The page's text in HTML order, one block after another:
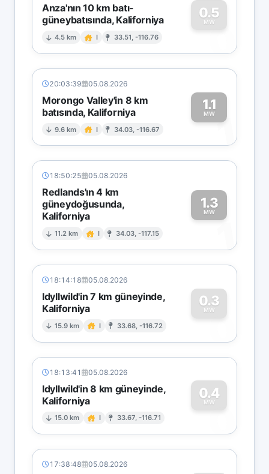
Anza'nın 10 km batı-
güneybatısında, Kaliforniya
4.5 km I 33.51, -116.76
0.5
MW
0
20:03:39 05.08.2026
Morongo Valley'in 8 km
batısında, Kaliforniya
9.6 km I 34.03, -116.67
1.1
MW1
18:50:25 05.08.2026
Redlands'ın 4 km
güneydoğusunda,
Kaliforniya
11.2 km I 34.03, -117.15
1.3
MW
1
18:14:18 05.08.2026
Idyllwild'in 7 km güneyinde,
Kaliforniya
15.9 km I 33.68, -116.72
0.3
MW
0
18:13:41 05.08.2026
Idyllwild'in 8 km güneyinde,
Kaliforniya
15.0 km I 33.67, -116.71
0.4
MW
0
17:38:48 05.08.2026